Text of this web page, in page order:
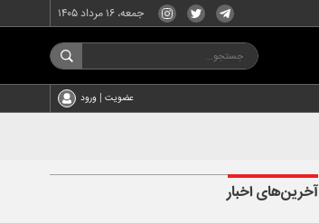
جمعه، ۱۶ مرداد ۱۴۰۵
عضویت | ورود
آخرین‌هایاخبار